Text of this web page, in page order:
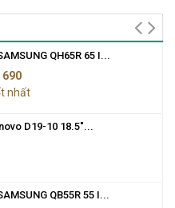
QH65R 65 I...
690
nhất
D19-10 18.5"...
QB55R 55 I...